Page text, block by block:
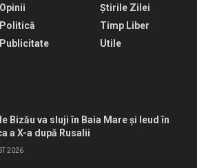
Opinii
Politică
Publicitate
Știrile Zilei
Timp Liber
Utile
Bizău va sluji în Baia Mare și Ieud în
a X-a după Rusalii
2026